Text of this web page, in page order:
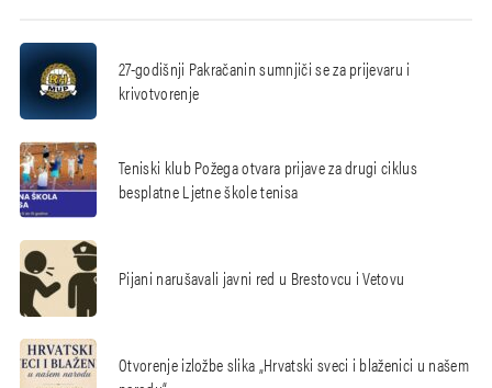
27-godišnji Pakračanin sumnjiči se za prijevaru i
krivotvorenje
Teniski klub Požega otvara prijave za drugi ciklus
besplatne Ljetne škole tenisa
Pijani narušavali javni red u Brestovcu i Vetovu
Otvorenje izložbe slika „Hrvatski sveci i blaženici u našem